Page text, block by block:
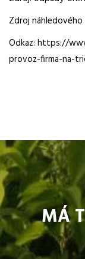
Zdroj
Odkaz: https://
provoz-firma-na-
MÁ